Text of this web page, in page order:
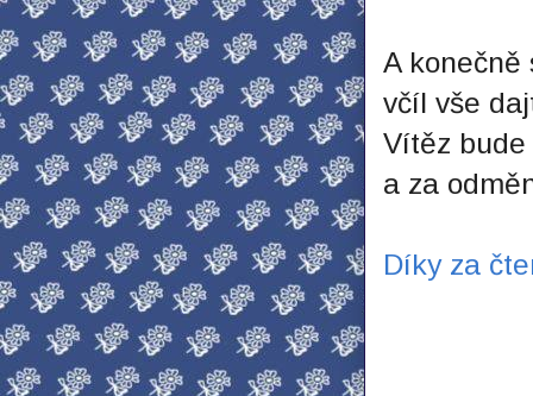
A konečně
včíl vše
Vítěz
a za
Díky za